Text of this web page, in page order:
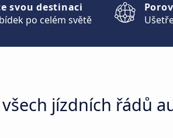
svou destinaci
po celém světě
jízdních řádů